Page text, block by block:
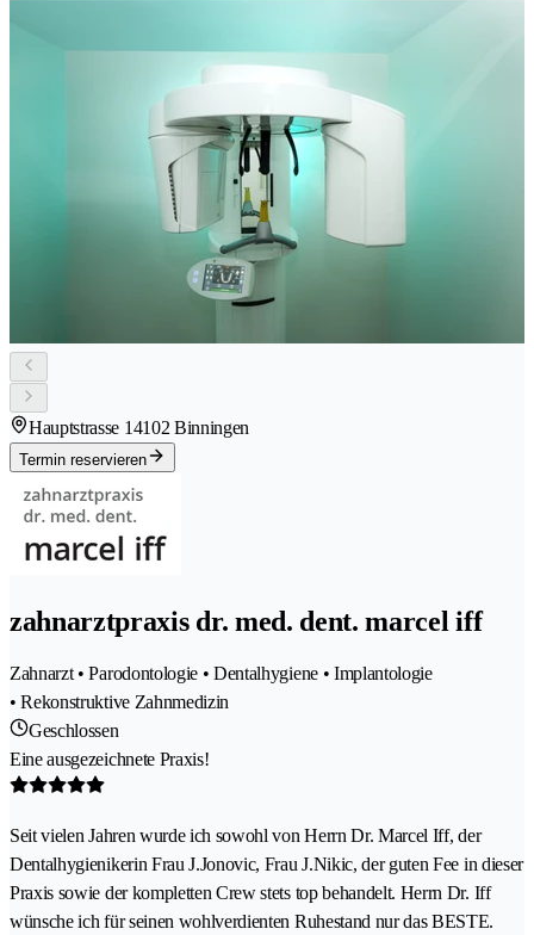
Hauptstrasse 14102 Binningen
Termin reservieren
zahnarztpraxis dr. med. dent. marcel iff
Zahnarzt • Parodontologie • Dentalhygiene • Implantologie
• Rekonstruktive Zahnmedizin
Geschlossen
Eine ausgezeichnete Praxis!
Seit vielen Jahren wurde ich sowohl von Herrn Dr. Marcel Iff, der
Dentalhygienikerin Frau J.Jonovic, Frau J.Nikic, der guten Fee in dieser
Praxis sowie der kompletten Crew stets top behandelt. Herrn Dr. Iff
wünsche ich für seinen wohlverdienten Ruhestand nur das BESTE.